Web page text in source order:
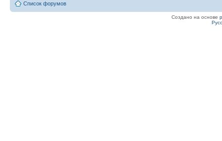
Список форумов
Создано на основе